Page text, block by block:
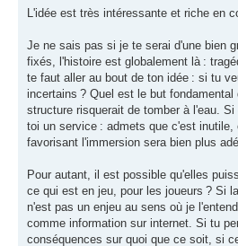
L'idée est très intéressante et riche en
Je ne sais pas si je te serai d'une bien
fixés, l'histoire est globalement là :
te faut aller au bout de ton idée : si tu
incertains ? Quel est le but
structure risquerait de tomber à l'eau.
toi un service : admets que c'est
favorisant l'immersion sera bien plus
Pour autant, il est possible qu'elles
ce qui est en jeu, pour les joueurs ? Si
n'est pas un enjeu au sens où je
comme information sur internet. Si tu
conséquences sur quoi que ce soit, si